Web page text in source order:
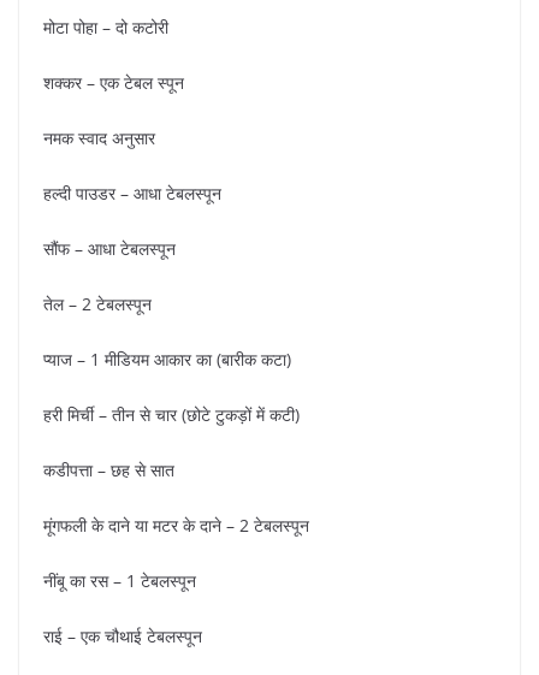
मोटा पोहा – दो कटोरी
शक्कर – एक टेबल स्पून
नमक स्वाद अनुसार
हल्दी पाउडर – आधा टेबलस्पून
सौंफ – आधा टेबलस्पून
तेल – 2 टेबलस्पून
प्याज – 1 मीडियम आकार का (बारीक कटा)
हरी मिर्ची – तीन से चार (छोटे टुकड़ों में कटी)
कडीपत्ता – छह से सात
मूंगफली के दाने या मटर के दाने – 2 टेबलस्पून
नींबू का रस – 1 टेबलस्पून
राई – एक चौथाई टेबलस्पून